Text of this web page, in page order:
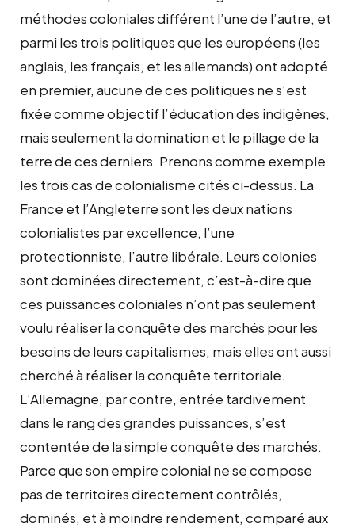
méthodes coloniales différent l’une de l’autre, et
parmi les trois politiques que les européens (les
anglais, les français, et les allemands) ont adopté
en premier, aucune de ces politiques ne s’est
fixée comme objectif l’éducation des indigènes,
mais seulement la domination et le pillage de la
terre de ces derniers. Prenons comme exemple
les trois cas de colonialisme cités ci-dessus. La
France et l’Angleterre sont les deux nations
colonialistes par excellence, l’une
protectionniste, l’autre libérale. Leurs colonies
sont dominées directement, c’est-à-dire que
ces puissances coloniales n’ont pas seulement
voulu réaliser la conquête des marchés pour les
besoins de leurs capitalismes, mais elles ont aussi
cherché à réaliser la conquête territoriale.
L’Allemagne, par contre, entrée tardivement
dans le rang des grandes puissances, s’est
contentée de la simple conquête des marchés.
Parce que son empire colonial ne se compose
pas de territoires directement contrôlés,
dominés, et à moindre rendement, comparé aux